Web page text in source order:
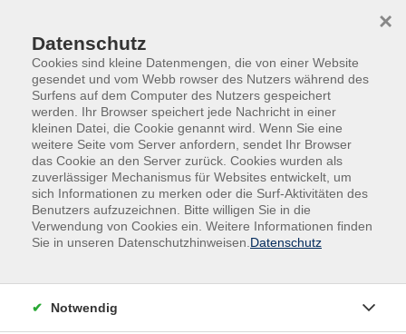
Karussell
Text 1
Datenschutz
Cookies sind kleine Datenmengen, die von einer Website
gesendet und vom Webb rowser des Nutzers während des
Surfens auf dem Computer des Nutzers gespeichert
werden. Ihr Browser speichert jede Nachricht in einer
kleinen Datei, die Cookie genannt wird. Wenn Sie eine
weitere Seite vom Server anfordern, sendet Ihr Browser
das Cookie an den Server zurück. Cookies wurden als
zuverlässiger Mechanismus für Websites entwickelt, um
sich Informationen zu merken oder die Surf-Aktivitäten des
Benutzers aufzuzeichnen. Bitte willigen Sie in die
Verwendung von Cookies ein. Weitere Informationen finden
Sie in unseren Datenschutzhinweisen. Datenschutz
×
Notwendig